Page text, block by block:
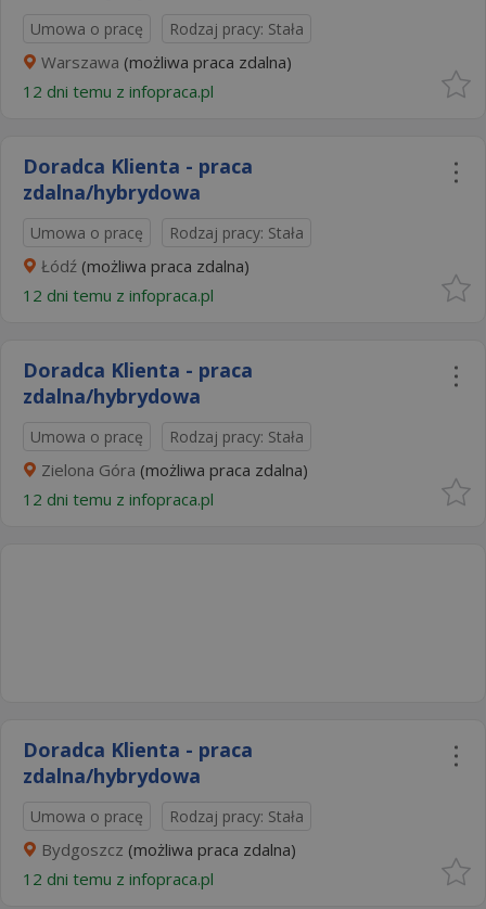
Umowa o pracę Rodzaj pracy: Stała
Warszawa (możliwa praca zdalna)
12 dni temu z infopraca.pl
Doradca Klienta - praca
zdalna/hybrydowa
Umowa o pracę Rodzaj pracy: Stała
Łódź (możliwa praca zdalna)
12 dni temu z infopraca.pl
Doradca Klienta - praca
zdalna/hybrydowa
Umowa o pracę Rodzaj pracy: Stała
Zielona Góra (możliwa praca zdalna)
12 dni temu z infopraca.pl
Doradca Klienta - praca
zdalna/hybrydowa
Umowa o pracę Rodzaj pracy: Stała
Bydgoszcz (możliwa praca zdalna)
12 dni temu z infopraca.pl